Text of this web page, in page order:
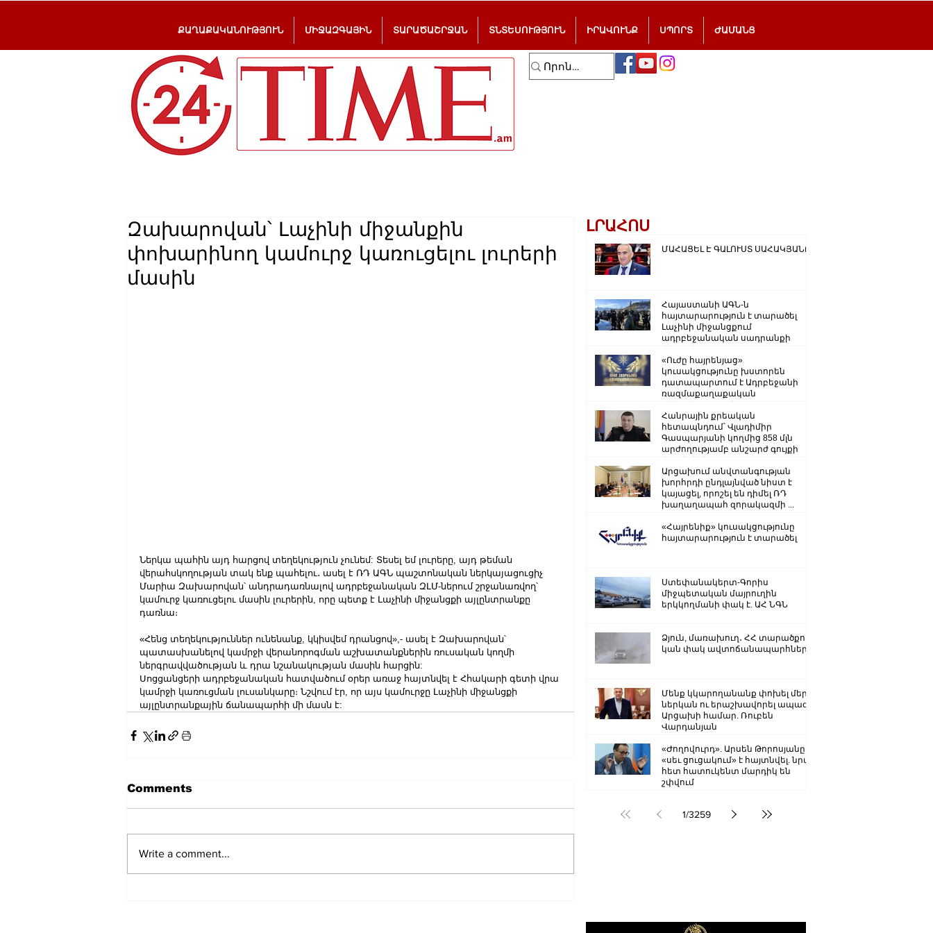
ՔԱՂԱՔԱԿԱՆՈՒԹՅՈՒՆ ՄԻՋԱԶԳԱՅԻՆ ՏԱՐԱԾԱՇՐՋԱՆ ՏՆՏԵՍՈՒԹՅՈՒՆ ԻՐԱՎՈՒՆՔ ՍՊՈՐՏ ԺԱՄԱՆՑ
Զախարովան՝ Լաչինի միջանքին
փոխարինող կամուրջ կառուցելու լուրերի
մասին
Ներկա պահին այդ հարցով տեղեկություն չունեմ: Տեսել եմ լուրերը, այդ թեման
վերահսկողության տակ ենք պահելու․ ասել է ՌԴ ԱԳՆ պաշտոնական ներկայացուցիչ
Մարիա Զախարովան՝ անդրադառնալով ադրբեջանական ԶԼՄ-ներում շրջանառվող՝
կամուրջ կառուցելու մասին լուրերին, որը պետք է Լաչինի միջանցքի այլընտրանքը
դառնա։
«Հենց տեղեկություններ ունենանք, կկիսվեմ դրանցով»,- ասել է Զախարովան՝
պատասխանելով կամրջի վերանորոգման աշխատանքներին ռուսական կողմի
ներգրավվածության և դրա նշանակության մասին հարցին:
Սոցցանցերի ադրբեջանական հատվածում օրեր առաջ հայտնվել է Հհակարի գետի վրա
կամրջի կառուցման լուսանկարը։ Նշվում էր, որ այս կամուրջը Լաչինի միջանցքի
այլընտրանքային ճանապարհի մի մասն է:
Comments
Write a comment...
ԼՐԱՀՈՍ
ՄԱՀԱՑԵԼ Է ԳԱԼՈՒՍՏ ՍԱՀԱԿՅԱՆԸ
Հայաստանի ԱԳՆ-ն
հայտարարություն է տարածել
Լաչինի միջանցքում
ադրբեջանական սադրանքի
«Ուժը հայրենյաց»
կուսակցությունը խստորեն
դատապարտում է Ադրբեջանի
ռազմաքաղաքական
Հանրային քրեական
հետապնդում՝ Վլադիմիր
Գասպարյանի կողմից 858 մլն
արժողությամբ անշարժ գույքի
Արցախում անվտանգության
խորհրդի ընդլայնված նիստ է
կայացել, որոշել են դիմել ՌԴ
խաղաղապահ զորակազմի ...
«Հայրենիք» կուսակցությունը
հայտարարություն է տարածել
Ստեփանակերտ-Գորիս
միջպետական մայրուղին
երկկողմանի փակ է. ԱՀ ՆԳՆ
Ձյուն, մառախուղ․ ՀՀ տարածքում
կան փակ ավտոճանապարհներ
Մենք կկարողանանք փոխել մեր
ներկան ու երաշխավորել ապագա
Արցախի համար. Ռուբեն
Վարդանյան
«Ժողովուրդ». Արսեն Թորոսյանը
«սեւ ցուցակում» է հայտնվել. նրա
հետ հատուկենտ մարդիկ են
շփվում
1/3259